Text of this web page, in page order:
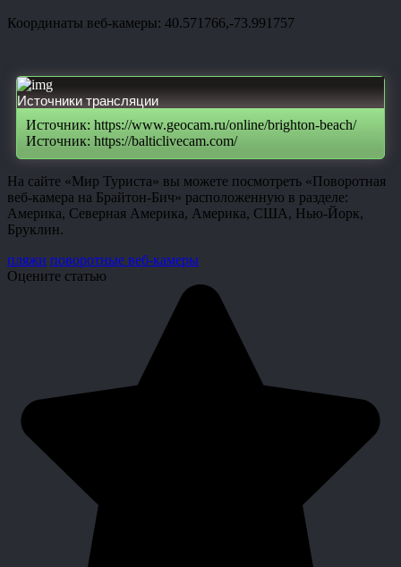
Координаты веб-камеры: 40.571766,-73.991757
Источники трансляции
Источник: https://www.geocam.ru/online/brighton-beach/
Источник: https://balticlivecam.com/
На сайте «Мир Туриста» вы можете посмотреть «Поворотная
веб-камера на Брайтон-Бич» расположенную в разделе:
Америка, Северная Америка, Америка, США, Нью-Йорк,
Бруклин.
пляжи поворотные веб-камеры
Оцените статью